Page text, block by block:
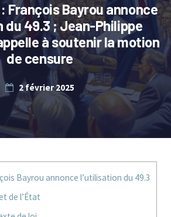
François Bayrou annonce
du 49.3 ; Jean-Philippe
à soutenir la motion
de censure
2 février 2025
Bayrou annonce l’utilisation du 49.3
de l’État